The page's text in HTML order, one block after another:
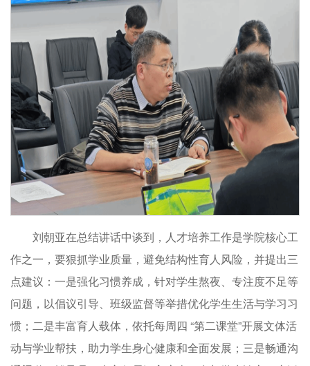
刘朝亚在总结讲话中谈到，人才培养工作是学院核心工
作之一，要狠抓学业质量，避免结构性育人风险，并提出三
点建议：一是强化习惯养成，针对学生熬夜、专注度不足等
问题，以倡议引导、班级监督等举措优化学生生活与学习习
惯；二是丰富育人载体，依托每周四 “第二课堂”开展文体活
动与学业帮扶，助力学生身心健康和全面发展；三是畅通沟